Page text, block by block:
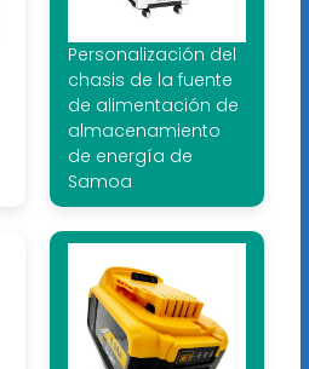
Personalización del
chasis de la fuente
de alimentación de
almacenamiento
de energía de
Samoa